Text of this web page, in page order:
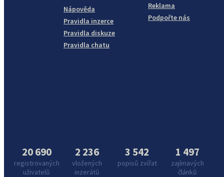
Nápověda
Pravidla inzerce
Pravidla diskuze
Pravidla chatu
Reklama
Podpořte nás
20 690
registrovaných
uživatelů
2 236
vložených
inzerátů
3 542
popisů zvířat
1 497
zajímavých
článků